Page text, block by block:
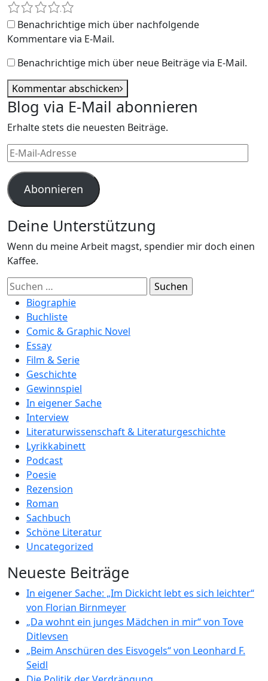
4
3
2
1
Benachrichtige mich über nachfolgende
Kommentare via E-Mail.
Benachrichtige mich über neue Beiträge via E-Mail.
Kommentar abschicken
Blog via E-Mail abonnieren
Erhalte stets die neuesten Beiträge.
E-
Mail-
Adresse
Abonnieren
Deine Unterstützung
Wenn du meine Arbeit magst, spendier mir doch einen
Kaffee.
Suchen
nach:Biographie
Buchliste
Comic & Graphic Novel
Essay
Film & Serie
Geschichte
Gewinnspiel
In eigener Sache
Interview
Literaturwissenschaft & Literaturgeschichte
Lyrikkabinett
Podcast
Poesie
Rezension
Roman
Sachbuch
Schöne Literatur
Uncategorized
Neueste Beiträge
In eigener Sache: „Im Dickicht lebt es sich leichter“
von Florian Birnmeyer
„Da wohnt ein junges Mädchen in mir“ von Tove
Ditlevsen
„Beim Anschüren des Eisvogels“ von Leonhard F.
Seidl